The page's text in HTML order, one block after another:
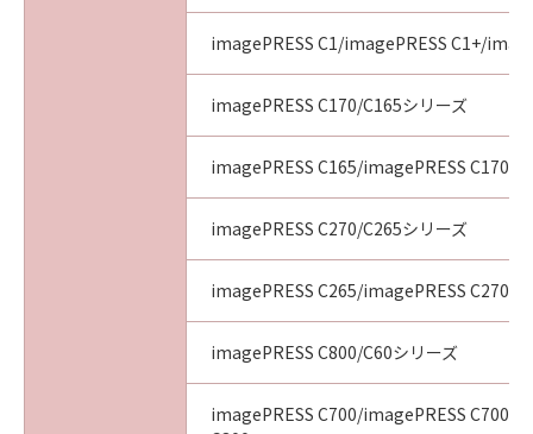
imagePRESS C1/imagePRESS C1+/
imagePRESS C170/C165シリーズ
imagePRESS C165/imagePRESS C170
imagePRESS C270/C265シリーズ
imagePRESS C265/imagePRESS C270
imagePRESS C800/C60シリーズ
imagePRESS C700/imagePRESS C700L/